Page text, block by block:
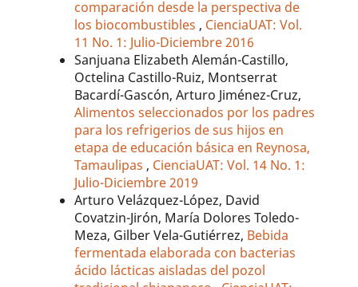
comparación desde la perspectiva de
los biocombustibles , CienciaUAT: Vol.
11 No. 1: Julio-Diciembre 2016
Sanjuana Elizabeth Alemán-Castillo,
Octelina Castillo-Ruiz, Montserrat
Bacardí-Gascón, Arturo Jiménez-Cruz,
Alimentos seleccionados por los padres
para los refrigerios de sus hijos en
etapa de educación básica en Reynosa,
Tamaulipas , CienciaUAT: Vol. 14 No. 1:
Julio-Diciembre 2019
Arturo Velázquez-López, David
Covatzin-Jirón, María Dolores Toledo-
Meza, Gilber Vela-Gutiérrez, Bebida
fermentada elaborada con bacterias
ácido lácticas aisladas del pozol